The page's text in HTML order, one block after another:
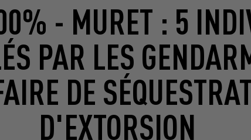
- MURET : 5
PAR LES
DE
D'EXTORSION